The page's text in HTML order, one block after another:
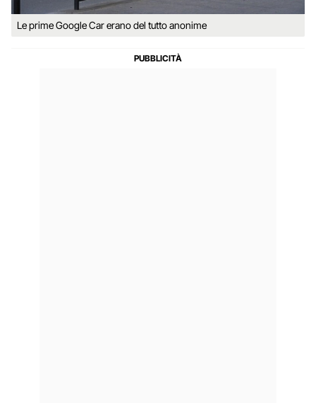
Le prime Google Car erano del tutto anonime